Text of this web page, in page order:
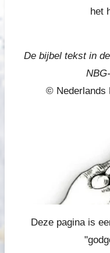
het
De bijbel tekst in
© Nederlands
Deze pagina is